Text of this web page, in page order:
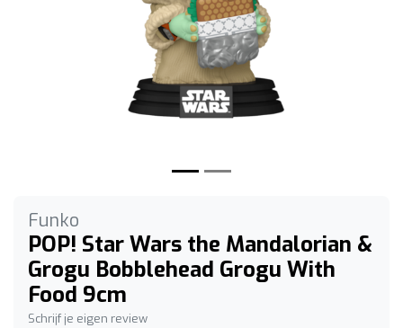
Funko
POP! Star Wars the Mandalorian &
Grogu Bobblehead Grogu With
Food 9cm
Schrijf je eigen review